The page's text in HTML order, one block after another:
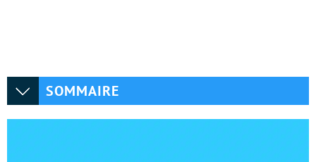
SOMMAIRE